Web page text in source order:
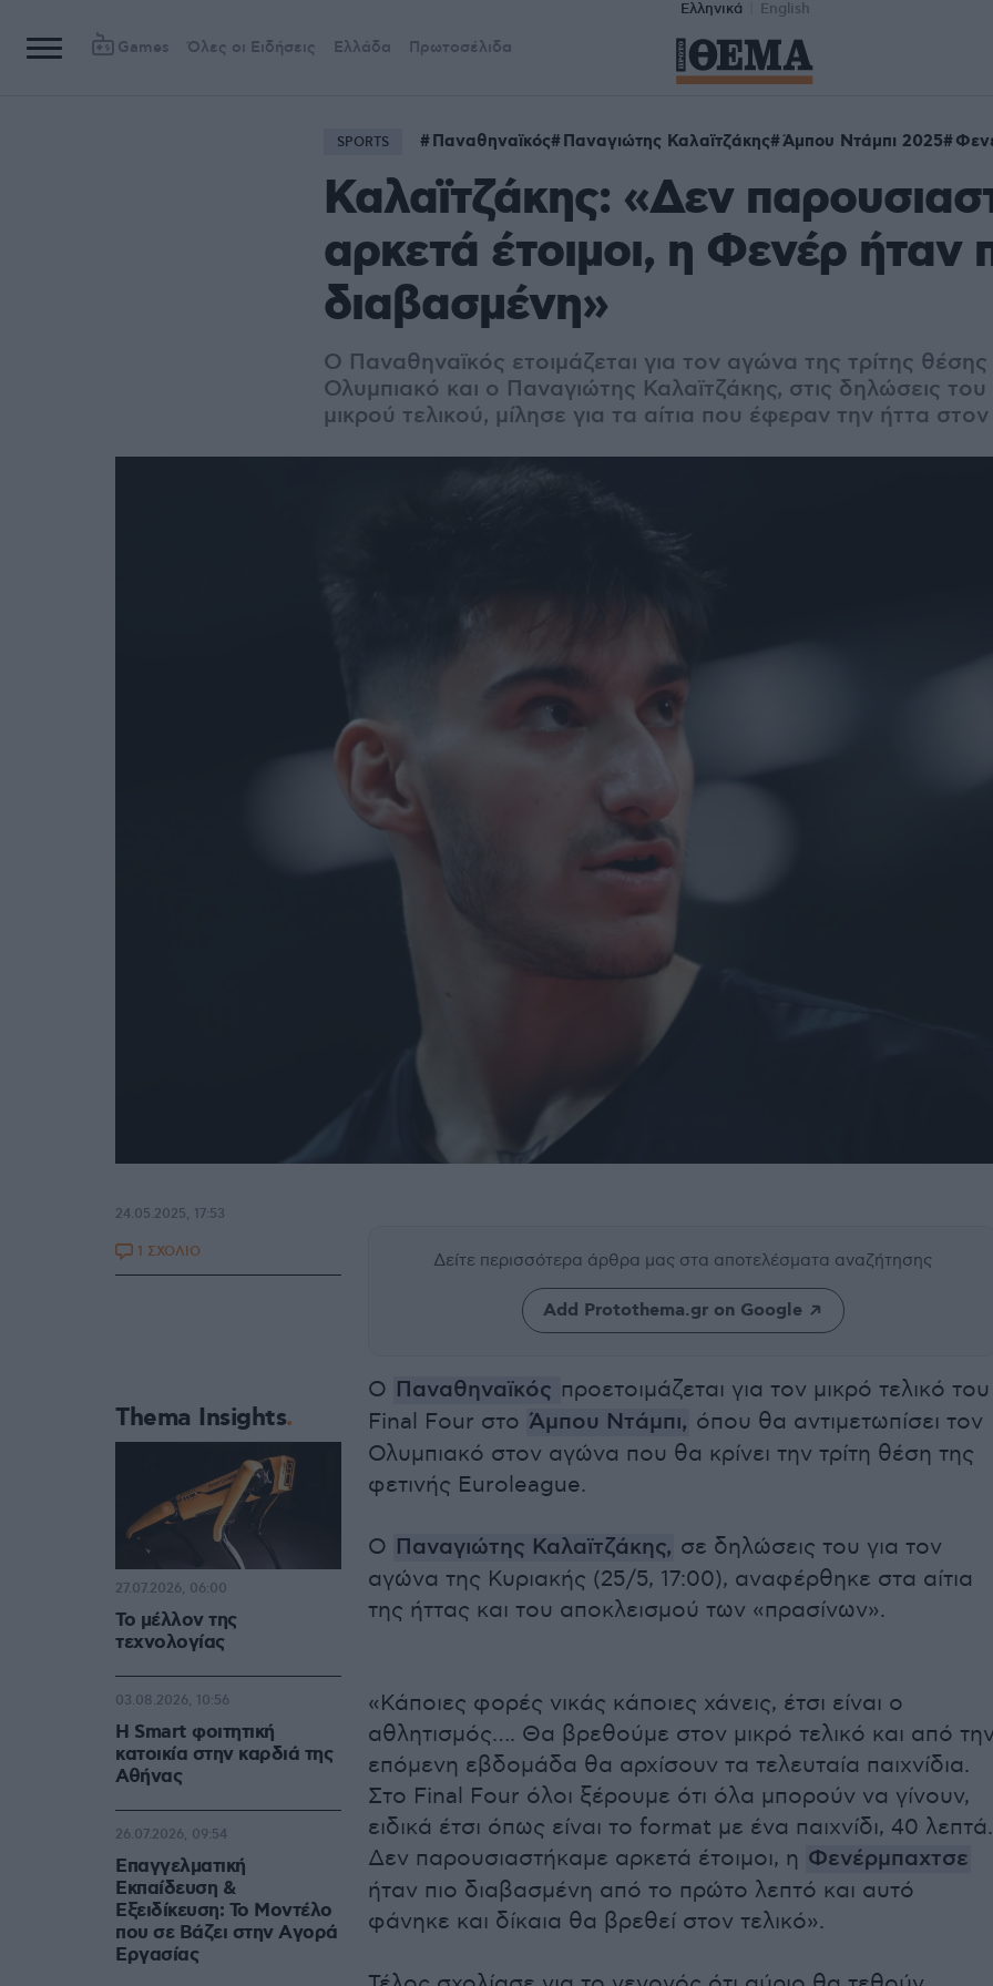
Ελληνικά English
Games Όλες οι Ειδήσεις Ελλάδα Πρωτοσέλιδα
SPORTS Παναθηναϊκός Παναγιώτης Καλαϊτζάκης Άμπου Ντάμπι 2025
Καλαϊτζάκης: «Δεν
αρκετά έτοιμοι, η Φενέρ ήταν
διαβασμένη»
Ο Παναθηναϊκός ετοιμάζεται για τον αγώνα της τρίτης
Ολυμπιακό και ο Παναγιώτης Καλαϊτζάκης, στις δηλώσεις
μικρού τελικού, μίλησε για τα αίτια που έφεραν την ήττα στον
Δείτε περισσότερα άρθρα μας στα αποτελέσματα αναζήτησης
Add Protothema.gr on Google
Ο Παναθηναϊκός προετοιμάζεται για τον μικρό τελικό του
Final Four στο Άμπου Ντάμπι, όπου θα αντιμετωπίσει τον
Ολυμπιακό στον αγώνα που θα κρίνει την τρίτη θέση της
φετινής Euroleague.
Ο Παναγιώτης Καλαϊτζάκης, σε δηλώσεις του για τον
αγώνα της Κυριακής (25/5, 17:00), αναφέρθηκε στα αίτια
της ήττας και του αποκλεισμού των «πρασίνων».
«Κάποιες φορές νικάς κάποιες χάνεις, έτσι είναι ο
αθλητισμός…. Θα βρεθούμε στον μικρό τελικό και από
επόμενη εβδομάδα θα αρχίσουν τα τελευταία παιχνίδια.
Στο Final Four όλοι ξέρουμε ότι όλα μπορούν να γίνουν,
ειδικά έτσι όπως είναι το format με ένα παιχνίδι, 40 λεπτά.
Δεν παρουσιαστήκαμε αρκετά έτοιμοι, η Φενέρμπαχτσε
ήταν πιο διαβασμένη από το πρώτο λεπτό και αυτό
φάνηκε και δίκαια θα βρεθεί στον τελικό».
24.05.2025, 17:53
1 ΣΧΟΛΙΟ
Thema Insights
Το μέλλον της
τεχνολογίας
27.07.2026, 06:00
Η Smart φοιτητική
κατοικία στην καρδιά της
Αθήνας
03.08.2026, 10:56
Επαγγελματική
Εκπαίδευση &
Εξειδίκευση: Το Mοντέλο
που σε Bάζει στην Aγορά
Eργασίας
26.07.2026, 09:54